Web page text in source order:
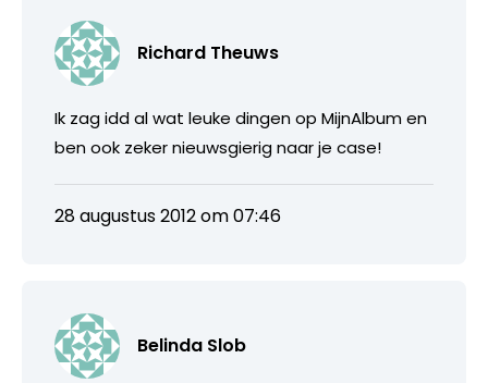
Richard Theuws
Ik zag idd al wat leuke dingen op MijnAlbum en
ben ook zeker nieuwsgierig naar je case!
28 augustus 2012 om 07:46
Belinda Slob